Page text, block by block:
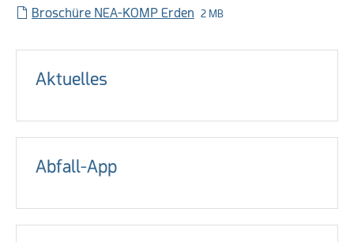
Broschüre NEA-KOMP Erden 2 MB
Aktuelles
Abfall-App